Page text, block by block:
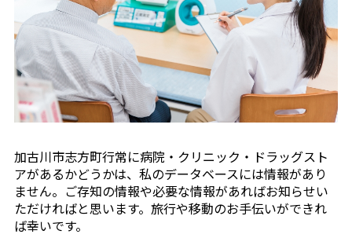
加古川市志方町行常に病院・クリニック・ドラッグスト
アがあるかどうかは、私のデータベースには情報があり
ません。ご存知の情報や必要な情報があればお知らせい
ただければと思います。旅行や移動のお手伝いができれ
ば幸いです。